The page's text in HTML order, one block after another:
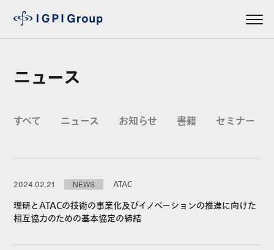
ニュース
すべて ニュース お知らせ 書籍 セミナー
2024.02.21 NEWS ATAC
理研とATACの技術の事業化及びイノベーションの推進に向けた
相互協力のための基本協定の締結